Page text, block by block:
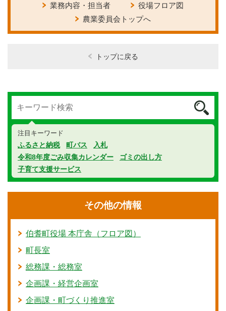
業務内容・担当者
役場フロア図
農業委員会トップへ
トップに戻る
注目キーワード
ふるさと納税 町バス
入札
令和8年度ごみ収集カレンダー
ゴミの出し方
子育て支援サービス
その他の情報
伯耆町役場 本庁舎（フロア図）
町長室
総務課・総務室
企画課・経営企画室
企画課・町づくり推進室